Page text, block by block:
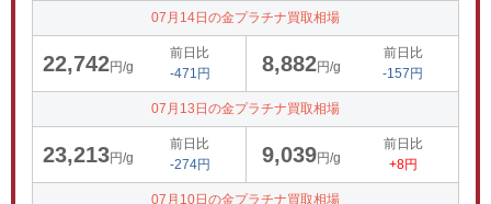
07月14日の金プラチナ買取相場
22,742円/g
前日比
-471円
8,882円/g
前日比
-157円
07月13日の金プラチナ買取相場
23,213円/g
前日比
-274円
9,039円/g
前日比
+8円
07月10日の金プラチナ買取相場